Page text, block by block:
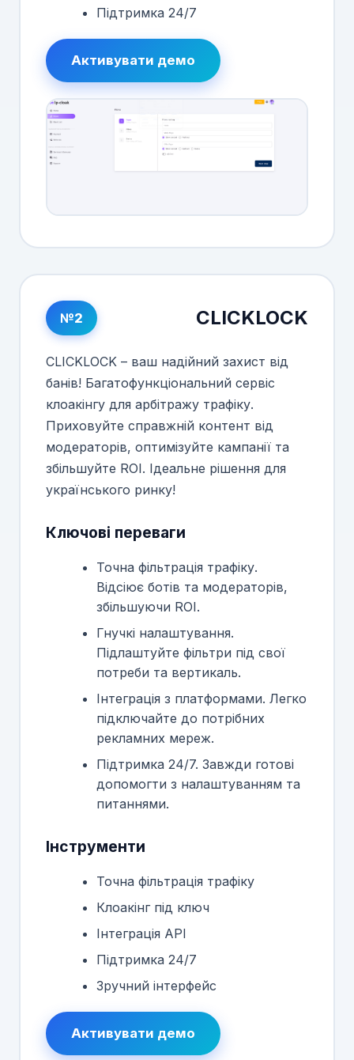
Підтримка 24/7
Активувати демо
№2 CLICKLOCK
CLICKLOCK – ваш надійний захист від
банів! Багатофункціональний сервіс
клоакінгу для арбітражу трафіку.
Приховуйте справжній контент від
модераторів, оптимізуйте кампанії та
збільшуйте ROI. Ідеальне рішення для
українського ринку!
Ключові переваги
Точна фільтрація трафіку.
Відсіює ботів та модераторів,
збільшуючи ROI.
Гнучкі налаштування.
Підлаштуйте фільтри під свої
потреби та вертикаль.
Інтеграція з платформами. Легко
підключайте до потрібних
рекламних мереж.
Підтримка 24/7. Завжди готові
допомогти з налаштуванням та
питаннями.
Інструменти
Точна фільтрація трафіку
Клоакінг під ключ
Інтеграція API
Підтримка 24/7
Зручний інтерфейс
Активувати демо